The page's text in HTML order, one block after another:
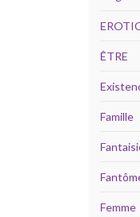
ÊTRE
Famille
Femme